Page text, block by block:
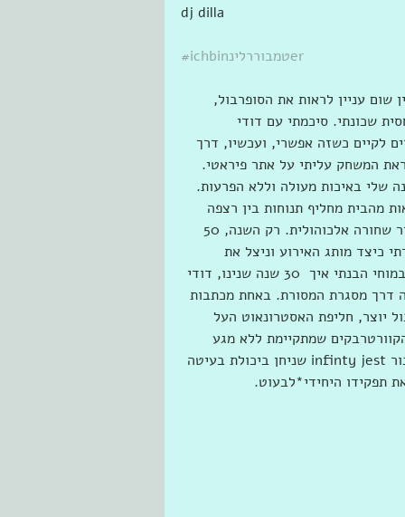
dj dilla
#ichbinטמבוררלינer
שום עניין לראות את הסופרבול,
שכונתי. סיכמתי עם דודי
לקיים כשזה אפשרי, ועכשיו, דרך
המשחק עליתי על אתר פיראטי.
שלי באיכות מעולה וללא הפרעות.
מהבית מחליף תנוחות בין רצפה
כיצד מותג האירוע וניצל את
ההתפתחויות הטכנולוגיות של הצילום ושיחזרתי כיצד הוטבע במוחי הבנתי איך  30 שנה שנינו, דודי
דרך מסגרת המסורת. באחת מכתבות
יוצר, חליפת האסטרונאוט העל
שמתקיימת ללא מגע
בינם. לא יכולתי שלא להיזכר באורין, אחיו הבכור של הל, גיבור infinty jest שניחן ביכולת בעיטה
תפקידו היחידי*לבעוט.